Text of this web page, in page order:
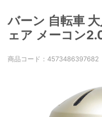
バーン 自転車
ェア メーコン
商品コード： 4573486397682